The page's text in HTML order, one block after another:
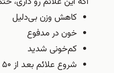
کاهش وزن بی‌دلیل
خون در مدفوع
کم‌خونی شدید
شروع علائم بعد از ۵۰ سالگی